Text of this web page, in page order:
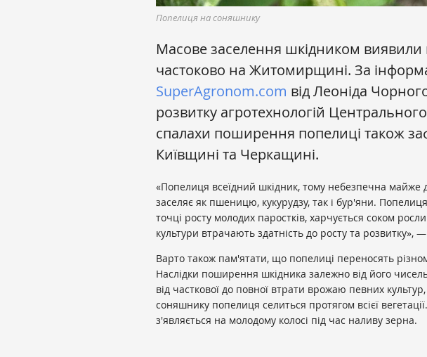
Попелиця на соняшнику
Масове заселення шкідником виявили
частоково на Житомирщині. За
SuperAgronom.com від Леоніда
розвитку агротехнологій
спалахи поширення попелиці також
Київщині та Черкащині.
«Попелиця всеїдний шкідник, тому небезпечна майже
заселяє як пшеницю, кукурудзу, так і бур'яни.
точці росту молодих паростків, харчується соком
культури втрачають здатність до росту та
Варто також пам'ятати, що попелиці переносять
Наслідки поширення шкідника залежно від його
від часткової до повної втрати врожаю певних
соняшнику попелиця селиться протягом всієї
з'являється на молодому колосі під час наливу зерна.